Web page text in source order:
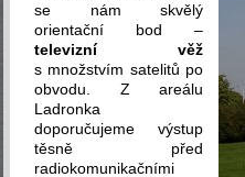
se nám skvělý
orientační bod –
televizní věž
s množstvím satelitů po
obvodu. Z areálu
Ladronka
doporučujeme výstup
těsně před
radiokomunikačními